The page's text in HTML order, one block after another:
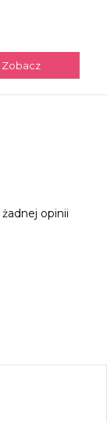
Zobacz
opinii